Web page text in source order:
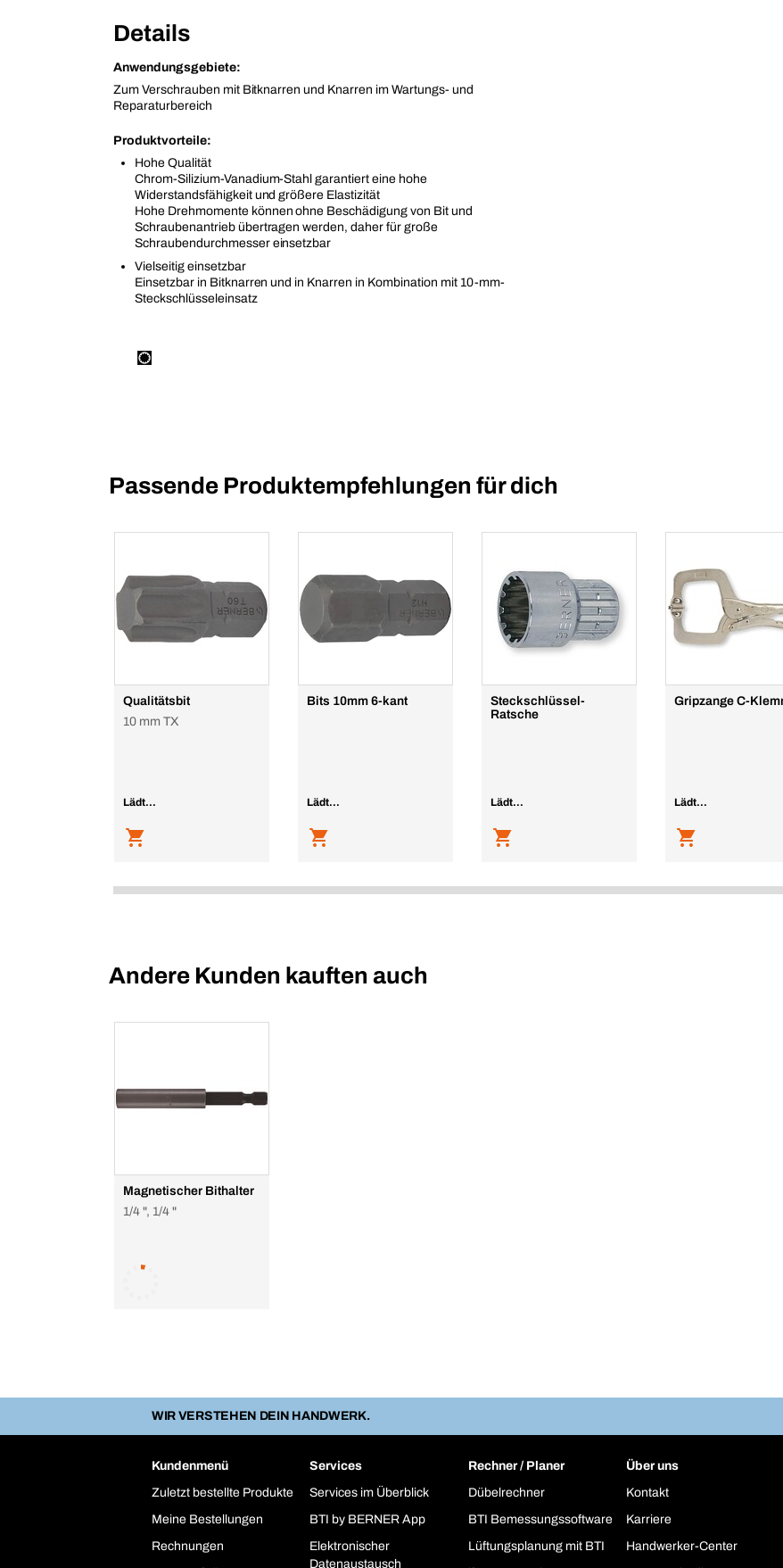
Details
Anwendungsgebiete:
Zum Verschrauben mit Bitknarren und Knarren im Wartungs- und
Reparaturbereich
Produktvorteile:
Hohe Qualität
Chrom-Silizium-Vanadium-Stahl garantiert eine hohe
Widerstandsfähigkeit und größere Elastizität
Hohe Drehmomente können ohne Beschädigung von Bit und
Schraubenantrieb übertragen werden, daher für große
Schraubendurchmesser einsetzbar
Vielseitig einsetzbar
Einsetzbar in Bitknarren und in Knarren in Kombination mit 10-mm-
Steckschlüsseleinsatz
Passende Produktempfehlungen für dich
Qualitätsbit
10 mm TX
Lädt...
Bits 10mm 6-kant
Lädt...
Steckschlüssel-
Ratsche
Lädt...
Gripzange C-
Lädt...
Andere Kunden kauften auch
Magnetischer Bithalter
1/4 ", 1/4 "
WIR VERSTEHEN DEIN HANDWERK.
Kundenmenü
Zuletzt bestellte Produkte
Meine Bestellungen
Rechnungen
Services
Services im Überblick
BTI by BERNER App
Elektronischer
Datenaustausch
Rechner / Planer
Dübelrechner
BTI Bemessungssoftware
Lüftungsplanung mit BTI
Über uns
Kontakt
Karriere
Handwerker-Center